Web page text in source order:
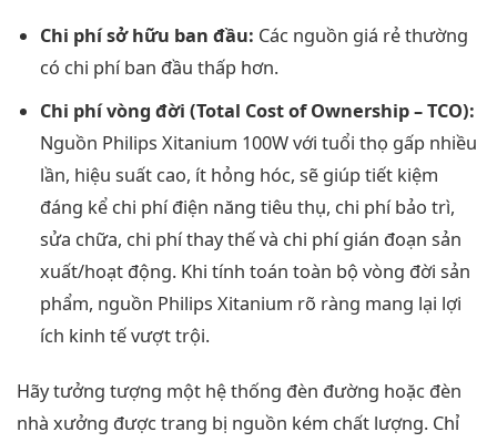
Chi phí sở hữu ban đầu: Các nguồn giá rẻ thường
có chi phí ban đầu thấp hơn.
Chi phí vòng đời (Total Cost of Ownership – TCO):
Nguồn Philips Xitanium 100W với tuổi thọ gấp nhiều
lần, hiệu suất cao, ít hỏng hóc, sẽ giúp tiết kiệm
đáng kể chi phí điện năng tiêu thụ, chi phí bảo trì,
sửa chữa, chi phí thay thế và chi phí gián đoạn sản
xuất/hoạt động. Khi tính toán toàn bộ vòng đời sản
phẩm, nguồn Philips Xitanium rõ ràng mang lại lợi
ích kinh tế vượt trội.
Hãy tưởng tượng một hệ thống đèn đường hoặc đèn
nhà xưởng được trang bị nguồn kém chất lượng. Chỉ